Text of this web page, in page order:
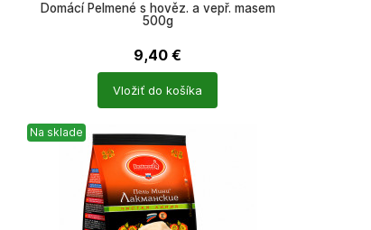
Domácí Pelmené s hověz. a vepř. masem
500g
9,40 €
Vložiť do košíka
Na sklade